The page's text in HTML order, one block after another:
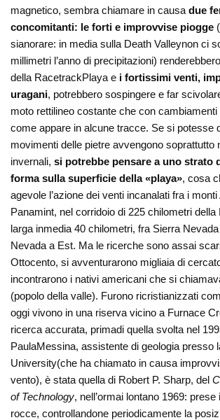
magnetico, sembra chiamare in causadue
concomitanti: le forti e improvvise piogge
sianorare: in media sulla Death Valleynon ci
millimetri l’anno di precipitazioni)
della RacetrackPlaya e i fortissimi venti,
uragani, potrebbero sospingere e far
moto rettilineo costante che con cambiamenti
come appare in alcune tracce. Se si potesse
movimenti delle pietre avvengono soprattutto
invernali,si potrebbe pensare a uno strato
forma sulla superficie della «playa», cosa
agevole l’azione dei venti incanalati fra i
Panamint, nel corridoio di 225 chilometri della
larga inmedia 40 chilometri, fra Sierra
Nevada a Est. Ma le ricerche sono assai
Ottocento, si avventurarono migliaia di
incontrarono i nativi americani che si
(popolo della valle). Furono ricristianizzati
oggi vivono in una riserva vicino a Furnace
ricerca accurata, primadi quella svolta nel
PaulaMessina, assistente di geologia presso
University(che ha chiamato in causa
vento), è stata quella di Robert P. Sharp, del
of Technology, nell’ormai lontano 1969:
rocce, controllandone periodicamente la